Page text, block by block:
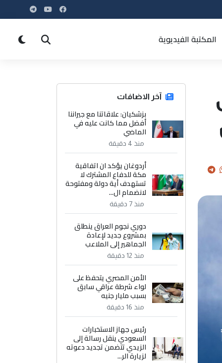
المكتبة الفيديوية
آخر الاضافات
بزشكيان: علاقاتنا مع جيراننا
أفضل مما كانت عليه في
الماضي
منذ 4 دقيقة
أردوغان يؤكد ان اتفاقية
مكة للدفاع المشترك لا
تستهدف أية دولة ومفتوحة
لانضمام ال...
منذ 7 دقيقة
دوري نجوم العراق ينطلق
بمشروع جديد لإعادة
الجماهير إلى الملاعب
منذ 12 دقيقة
الأمن المصري يتحفظ على
لواء شرطة عراقي سابق
بسبب مليار جنيه
منذ 16 دقيقة
رئيس جهاز الاستخبارات
السعودي ينقل رسالة إلى
الزيدي تتضمن تجديد دعوته
لزيارة الر...